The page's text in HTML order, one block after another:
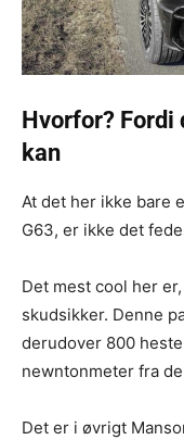
Hvorfor? Fordi
kan
At det her ikke bare
G63, er ikke det
Det mest cool her
skudsikker. Denne
derudover 800
newntonmeter fra
Det er i øvrigt